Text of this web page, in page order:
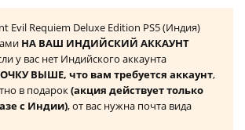
Evil Requiem Deluxe Edition PS5 (Индия)
НА ВАШ ИНДИЙСКИЙ АККАУНТ
у вас нет Индийского аккаунта
ВЫШЕ, что вам требуется аккаунт,
в подарок(акция действует только
с Индии), от вас нужна почта вида